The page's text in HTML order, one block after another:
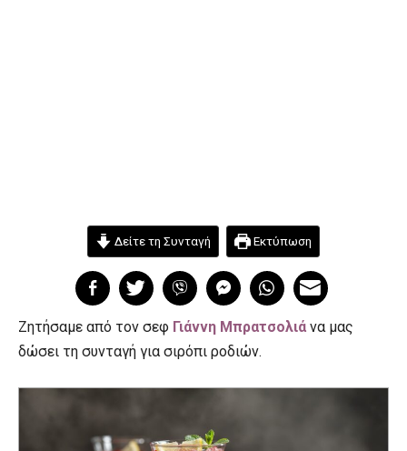
Δείτε τη Συνταγή Εκτύπωση
Ζητήσαμε από τον σεφ Γιάννη Μπρατσολιά να μας
δώσει τη συνταγή για σιρόπι ροδιών.